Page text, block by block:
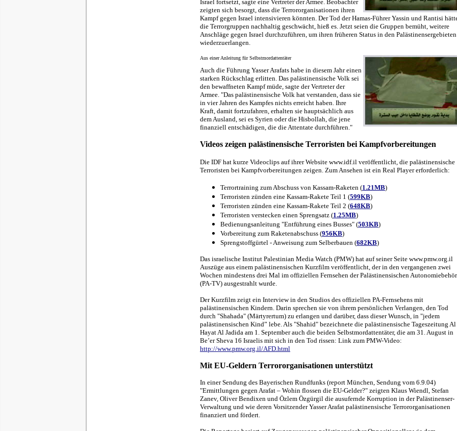
Israel fortsetzt, sagte eine Vertreter der Armee. Beobachter
zeigten sich besorgt, dass die Terrororganisationen ihren
Kampf gegen Israel intensivieren könnten. Der Tod der Hamas-Führer Yassin und Rantisi
die Terrorgruppen nachhaltig geschwächt, hieß es. Jetzt seien die Gruppen bemüht, weitere
Anschläge gegen Israel durchzuführen, um ihren früheren Status in den Palästinensergebieten
wiederzuerlangen.
Aus einer Anleitung für Selbstmordattentäter
Auch die Führung Yasser Arafats habe in diesem Jahr einen
starken Rückschlag erlitten. Das palästinensische Volk sei
den bewaffneten Kampf müde, sagte der Vertreter der
Armee. "Das palästinensische Volk hat verstanden, dass sie
in vier Jahren des Kampfes nichts erreicht haben. Ihre
Kraft, damit fortzufahren, erhalten sie hauptsächlich aus
dem Ausland, sei es Syrien oder die Hisbollah, die jene
finanziell entschädigen, die die Attentate durchführen."
Videos zeigen palästinensische Terroristen bei Kampfvorbereitungen
Die IDF hat kurze Videoclips auf ihrer Website www.idf.il veröffentlicht, die palästinensische
Terroristen bei Kampfvorbereitungen zeigen. Zum Ansehen ist ein Real Player erforderlich:
Terrortraining zum Abschuss von Kassam-Raketen (1.21MB)
Terroristen zünden eine Kassam-Rakete Teil 1 (599KB)
Terroristen zünden eine Kassam-Rakete Teil 2 (648KB)
Terroristen verstecken einen Sprengsatz (1.25MB)
Bedienungsanleitung "Entführung eines Busses" (503KB)
Vorbereitung zum Raketenabschuss (956KB)
Sprengstoffgürtel - Anweisung zum Selberbauen (682KB)
Das israelische Institut Palestinian Media Watch (PMW) hat auf seiner Seite www.pmw.org.il
Auszüge aus einem palästinensischen Kurzfilm veröffentlicht, der in den vergangenen zwei
Wochen mindestens drei Mal im offiziellen Fernsehen der Palästinensischen
(PA-TV) ausgestrahlt wurde.
Der Kurzfilm zeigt ein Interview in den Studios des offiziellen PA-Fernsehens mit
palästinensischen Kindern. Darin sprechen sie von ihrem persönlichen Verlangen, den Tod
durch "Shahada" (Märtyrertum) zu erlangen und darüber, dass dieser Wunsch, in "jedem
palästinensischen Kind” lebe. Als "Shahid" bezeichnete die palästinensische Tageszeitung Al
Hayat Al Jadida am 1. September auch die beiden Selbstmordattentäter, die am 31. August in
Be’er Sheva 16 Israelis mit sich in den Tod rissen: Link zum PMW-Video:
http://www.pmw.org.il/AFD.html
Mit EU-Geldern Terrororganisationen unterstützt
In einer Sendung des Bayerischen Rundfunks (report München, Sendung vom 6.9.04)
"Ermittlungen gegen Arafat – Wohin flossen die EU-Gelder?" zeigten Klaus Wiendl, Stefan
Zanev, Oliver Bendixen und Özlem Özgürgil die ausufernde Korruption in der Palästinenser-
Verwaltung und wie deren Vorsitzender Yasser Arafat palästinensische Terrororganisationen
finanziert und fördert.